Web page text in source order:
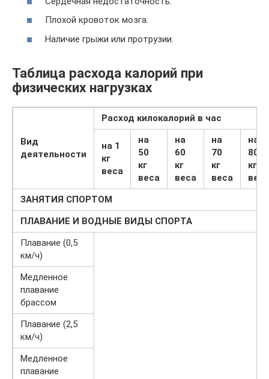
Плохой кровоток мозга.
Наличие грыжи или протрузии.
Таблица расхода калорий при
физических нагрузках
Вид
деятельности
Расход килокалорий в час
на 1
кг
веса
на
50
кг
веса
на
60
кг
веса
на
70
кг
веса
на
80
кг
веса
ЗАНЯТИЯ СПОРТОМ
ПЛАВАНИЕ И ВОДНЫЕ ВИДЫ СПОРТА
Плавание (0,5
км/ч)
Медленное
плавание
брассом
Плавание (2,5
км/ч)
Медленное
плавание